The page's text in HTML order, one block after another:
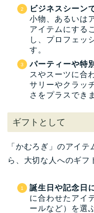
ビジネスシーン
小物、あるいは
アイテムにする
し、プロフェッ
す。
パーティーや特
スやスーツに合
サリーやクラッ
さをプラスでき
ギフトとして
「かむろぎ」のアイ
ら、大切な人へのギフ
誕生日や記念日
に合わせたアイ
ールなど）を選